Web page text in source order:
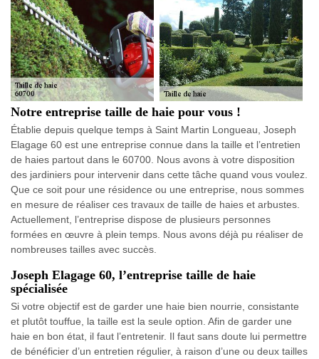
Notre entreprise taille de haie pour vous !
Établie depuis quelque temps à Saint Martin Longueau, Joseph
Elagage 60 est une entreprise connue dans la taille et l’entretien
de haies partout dans le 60700. Nous avons à votre disposition
des jardiniers pour intervenir dans cette tâche quand vous voulez.
Que ce soit pour une résidence ou une entreprise, nous sommes
en mesure de réaliser ces travaux de taille de haies et arbustes.
Actuellement, l’entreprise dispose de plusieurs personnes
formées en œuvre à plein temps. Nous avons déjà pu réaliser de
nombreuses tailles avec succès.
Joseph Elagage 60, l’entreprise taille de haie
spécialisée
Si votre objectif est de garder une haie bien nourrie, consistante
et plutôt touffue, la taille est la seule option. Afin de garder une
haie en bon état, il faut l’entretenir. Il faut sans doute lui permettre
de bénéficier d’un entretien régulier, à raison d’une ou deux tailles